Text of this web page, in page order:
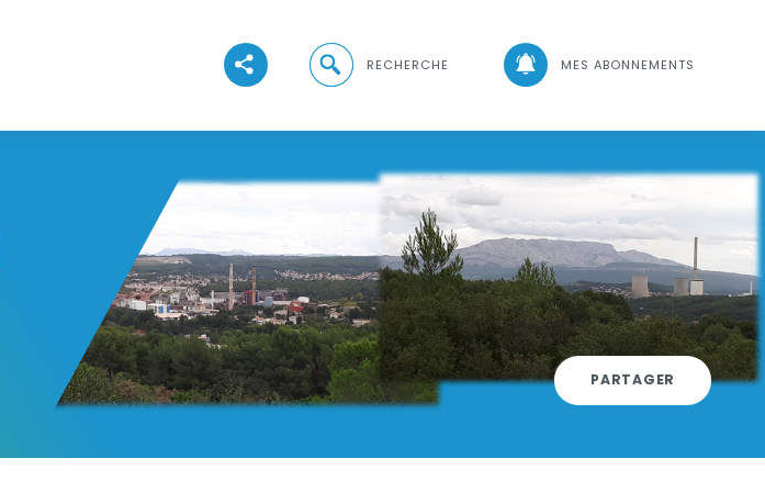
Voir les réseaux sociaux
Ouvrir la recherche
RECHERCHE MES ABONNEMENTS
PARTAGER
Vignette